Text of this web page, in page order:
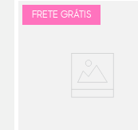
FRETE GRÁTIS